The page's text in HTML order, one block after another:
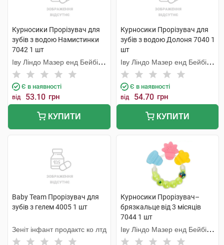
Курносики Прорізувач для
зубів з водою Намистинки
7042 1 шт
Іву Ліндо Мазер енд Бейбі
Продактс
Є в наявності
від 53.10 грн
КУПИТИ
Курносики Прорізувач для
зубів з водою Долоня 7040 1
шт
Іву Ліндо Мазер енд Бейбі
Продактс
Є в наявності
від 54.70 грн
КУПИТИ
Baby Team Прорізувач для
зубів з гелем 4005 1 шт
Зеніт інфант продактс ко лтд
Курносики Прорізувач–
брязкальце від 3 місяців
7044 1 шт
Іву Ліндо Мазер енд Бейбі
Продактс